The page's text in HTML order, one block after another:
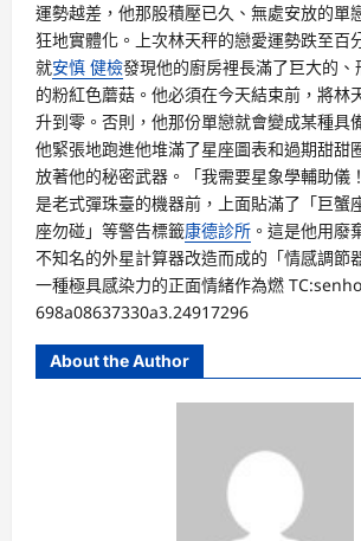
運勢越差，他那股積壓已久、無處安放的單
狂地實體化。上次林天秤的戀愛運勢跌至百
就安慎 健檢發現他的廚房裡長滿了巨大的
的粉紅色蘑菇。他必須在今天結束前，將林
升到零。否則，他那份單戀就會變成某種具
他緊張地跑進他堆滿了星座圖表和過期甜甜
放著他的秘密武器。「我需要星象學輔助儀
是老式彈珠臺的機器前，上面貼滿了「巨蟹
座勿碰」等警告標籤康德診所 。這是他用廢
不知名的外星計算器改造而成的「情感調節
一種極具感染力的正面情緒作為燃
698a08637330a3.24917296
About the Author